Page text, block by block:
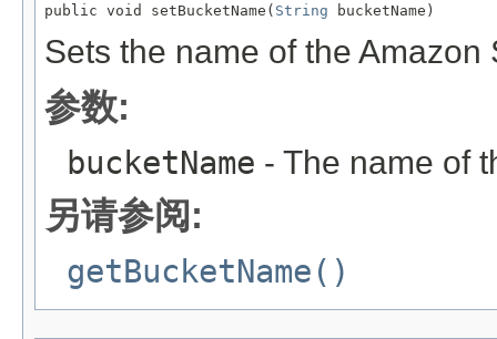
public void setBucketName( String bucketName)
Sets the name of the Amazon
参数:
bucketName - The name of
另请参阅:
getBucketName()